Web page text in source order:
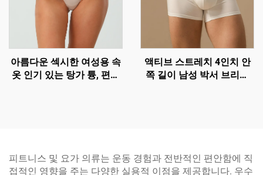
아름다운 섹시한 여성용 속
옷 인기 있는 탕가 튱, 편안
액티브 스트레치 4인치 안
쪽 길이 남성 박서 브리프
피트니스 및 요가 의류는 운동 경험과 전반적인 편안함에 직
접적인 영향을 주는 다양한 실용적 이점을 제공합니다. 우수